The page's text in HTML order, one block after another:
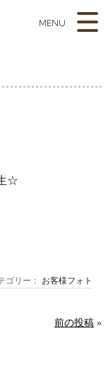
MENU
☆
ゴリー： お客様フォト
前の投稿 »